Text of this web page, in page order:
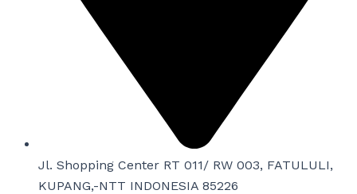
Jl. Shopping Center RT 011/ RW 003, FATULULI,
KUPANG,-NTT INDONESIA 85226